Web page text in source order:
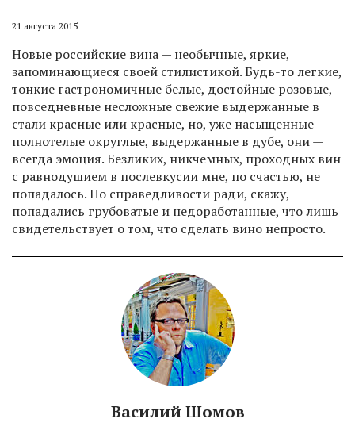
21 августа 2015
Новые российские вина — необычные, яркие,
запоминающиеся своей стилистикой. Будь-то легкие,
тонкие гастрономичные белые, достойные розовые,
повседневные несложные свежие выдержанные в
стали красные или красные, но, уже насыщенные
полнотелые округлые, выдержанные в дубе, они —
всегда эмоция. Безликих, никчемных, проходных вин
с равнодушием в послевкусии мне, по счастью, не
попадалось. Но справедливости ради, скажу,
попадались грубоватые и недоработанные, что лишь
свидетельствует о том, что сделать вино непросто.
Василий Шомов